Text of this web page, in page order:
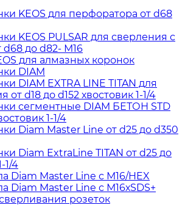
KEOS для перфоратора от d68
KEOS PULSAR для сверления с
до d82- М16
для алмазных коронок
DIAM
DIAM EXTRA LINE TITAN для
от d18 до d152 хвостовик 1-1/4
сегментные DIAM БЕТОН STD
1-1/4
Diam Master Line от d25 до d350
Diam ExtraLine ТITAN от d25 до
1/4
Diam Master Line с М16/HEX
Diam Master Line с М16хSDS+
розеток